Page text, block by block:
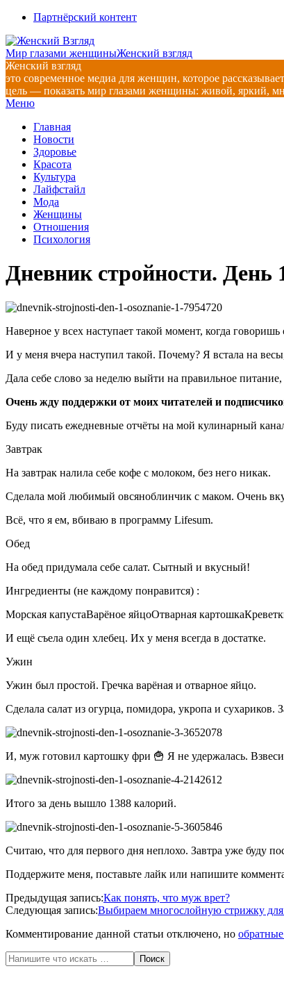
Перейти
содержимому
Партнёрский контент
Мир глазами женщиныЖенский взгляд
Женский взгляд
это современное медиа для женщин, которое
цель — показать мир глазами женщины: живой, яркий,
Главное
меню
Меню
Главная
Новости
Здоровье
Красота
Культура
Лайфстайл
Мода
Женщины
Отношения
Психология
Дневник стройности. День
Наверное у всех наступает такой момент, когда говоришь
И у меня вчера наступил такой. Почему? Я встала на
Дала себе слово за неделю выйти на правильное
Очень жду поддержки от моих читателей и
Буду писать ежедневные отчёты на мой кулинарный
Завтрак
На завтрак налила себе кофе с молоком, без него никак.
Сделала мой любимый овсяноблинчик с маком. Очень
Всё, что я ем, вбиваю в программу Lifesum.
Обед
На обед придумала себе салат. Сытный и вкусный!
Ингредиенты (не каждому понравится) :
Морская капустаВарёное яйцоОтварная
И ещё съела один хлебец. Их у меня всегда в достатке.
Ужин
Ужин был простой. Гречка варёная и отварное яйцо.
Сделала салат из огурца, помидора, укропа и сухариков.
И, муж готовил картошку фри 🍟 Я не удержалась.
Итого за день вышло 1388 калорий.
Считаю, что для первого дня неплохо. Завтра уже буду
Поддержите меня, поставьте лайк или напишите
2020-
05-
Предыдущая запись:Как понять, что муж врет?
Следующая запись:Выбираем многослойную стрижку
Комментирование данной статьи отключено, но
Поиск